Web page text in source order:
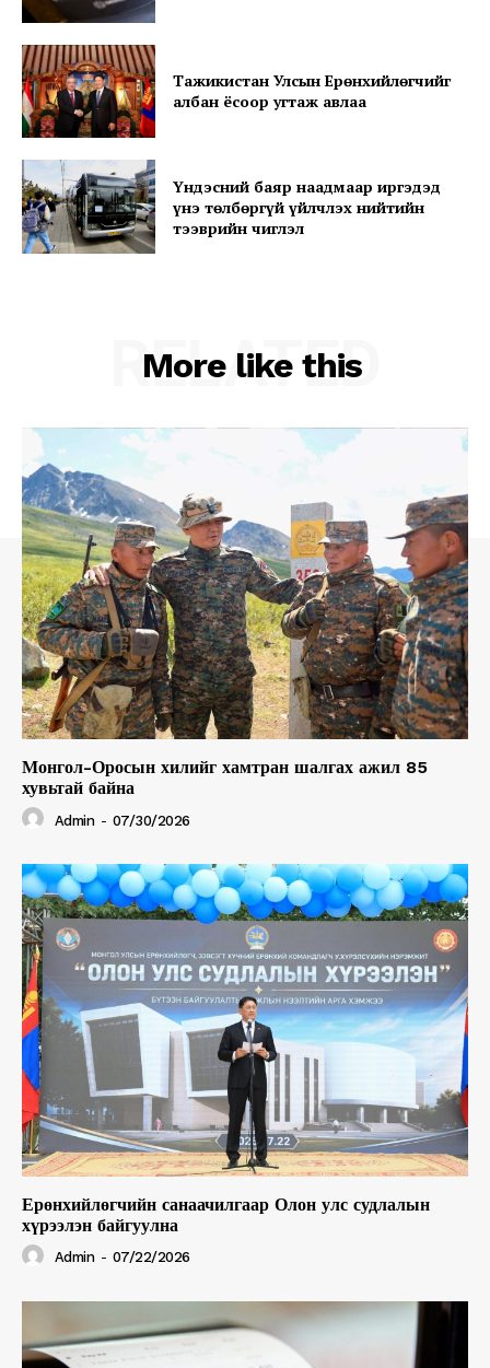
Company
About
Contact us
Тажикистан Улсын Ерөнхийлөгчийг
албан ёсоор угтаж авлаа
Үндэсний баяр наадмаар иргэдэд
үнэ төлбөргүй үйлчлэх нийтийн
тээврийн чиглэл
More like this
RELATED
Монгол-Оросын хилийг хамтран шалгах ажил 85
хувьтай байна
Admin - 07/30/2026
Ерөнхийлөгчийн санаачилгаар Олон улс судлалын
хүрээлэн байгуулна
Admin - 07/22/2026